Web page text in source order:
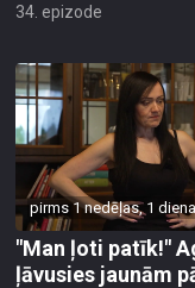
34. epizode
pirms 1 nedēļas, 1
"Man ļoti patīk!"
ļāvusies jaunām